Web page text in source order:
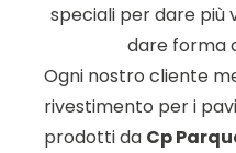
speciali per dare più
dare forma
Ogni nostro cliente
rivestimento per i
prodotti da Cp